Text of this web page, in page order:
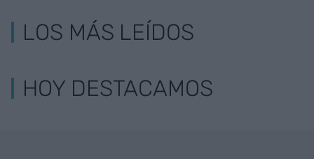
LOS MÁS LEÍDOS
HOY DESTACAMOS